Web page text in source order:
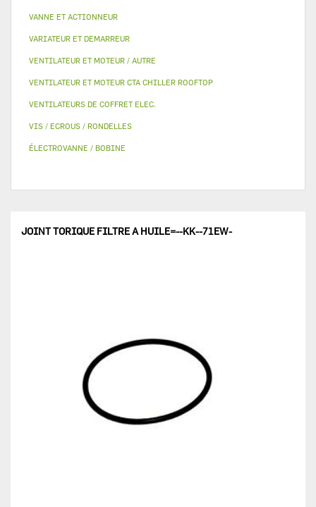
VANNE ET ACTIONNEUR
VARIATEUR ET DEMARREUR
VENTILATEUR ET MOTEUR / AUTRE
VENTILATEUR ET MOTEUR CTA CHILLER ROOFTOP
VENTILATEURS DE COFFRET ELEC.
VIS / ECROUS / RONDELLES
ÉLECTROVANNE / BOBINE
JOINT TORIQUE FILTRE A HUILE=--KK--71EW-